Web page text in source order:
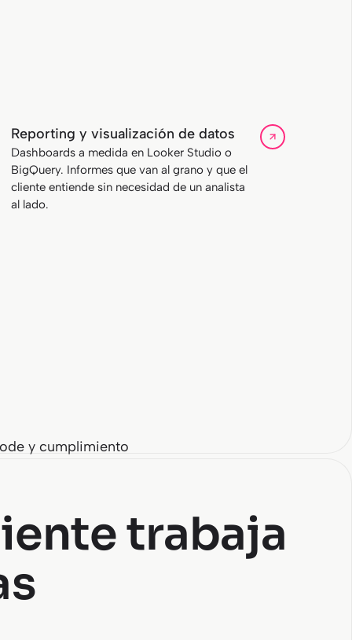
Reporting y visualización de datos
Dashboards a medida en Looker Studio o
BigQuery. Informes que van al grano y que el
cliente entiende sin necesidad de un analista
al lado.
y cumplimiento
trabaja